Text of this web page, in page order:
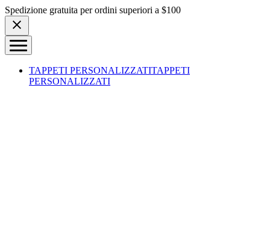
Skip to content
Spedizione gratuita per ordini superiori a $100
TAPPETI PERSONALIZZATITAPPETI
PERSONALIZZATI